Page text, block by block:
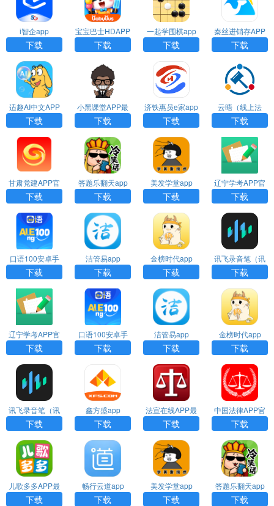
i智企app
下载
宝宝巴士HDAPP
下载
一起学围棋app
下载
秦丝进销存APP
官方版
下载
适趣AI中文APP
最新版
下载
小黑课堂APP最
新版
下载
济铁惠员e家app
下载
云晤（线上法
庭）app
下载
甘肃党建APP官
方版
下载
答题乐翻天app
下载
美发学堂app
下载
辽宁学考APP官
方版
下载
口语100安卓手
机下载
下载
洁管易app
下载
金榜时代app
下载
讯飞录音笔（讯
飞极智）app
下载
辽宁学考APP官
方版
下载
口语100安卓手
机下载
下载
洁管易app
下载
金榜时代app
下载
讯飞录音笔（讯
飞极智）app
下载
鑫方盛app
下载
法宣在线APP最
新版
下载
中国法律APP官
方版
下载
儿歌多多APP最
新版
下载
畅行云道app
下载
美发学堂app
下载
答题乐翻天app
下载